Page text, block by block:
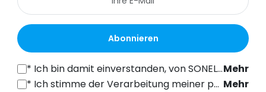
Abonnieren
* Ich bin damit einverstanden, von SONEL S.A. mit Sitz in der ul. Wokulskiego 11, 58-100 Świdnica, kommerzielle Informationen auf elektronischem Wege (an die angegebene E-Mail-Adresse) zu Marketingzwecken gemäß Art. 398 des Gesetzes vom 12. Juli 2024 über das Recht der elektronischen Kommunikation zu erhalten. Mehr
* Ich stimme der Verarbeitung meiner personenbezogenen Daten (E-Mail-Adresse) durch SONEL S.A. mit Sitz in ul. Wokulskiego 11, 58-100 Świdnica, zum Zwecke des Versands eines Newsletters mit kommerziellen und marketingbezogenen Informationen gemäß Art. 6 Abs. 1 Buchstabe a) der Datenschutz-Grundverordnung (DSGVO).
Mehr